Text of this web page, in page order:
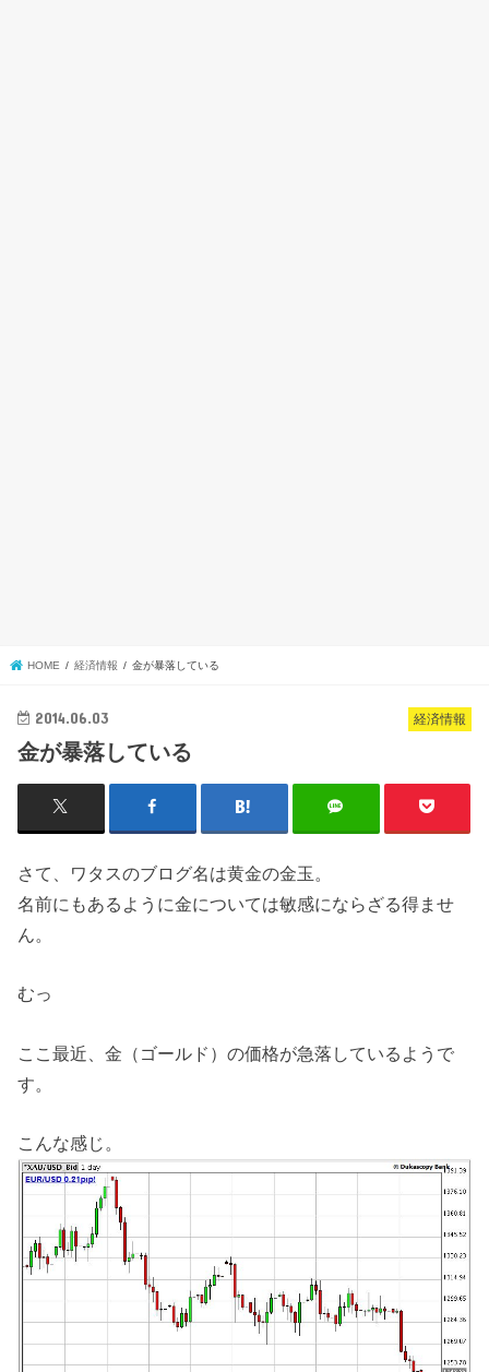
HOME 経済情報 金が暴落している
経済情報
2014.06.03
金が暴落している
さて、ワタスのブログ名は黄金の金玉。
名前にもあるように金については敏感にならざる得ませ
ん。
むっ
ここ最近、金（ゴールド）の価格が急落しているようで
す。
こんな感じ。